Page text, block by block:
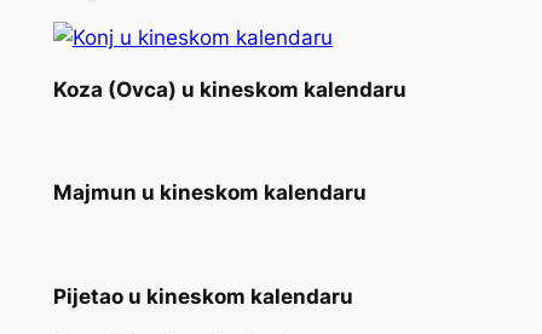
Koza (Ovca) u kineskom kalendaru
Majmun u kineskom kalendaru
Pijetao u kineskom kalendaru